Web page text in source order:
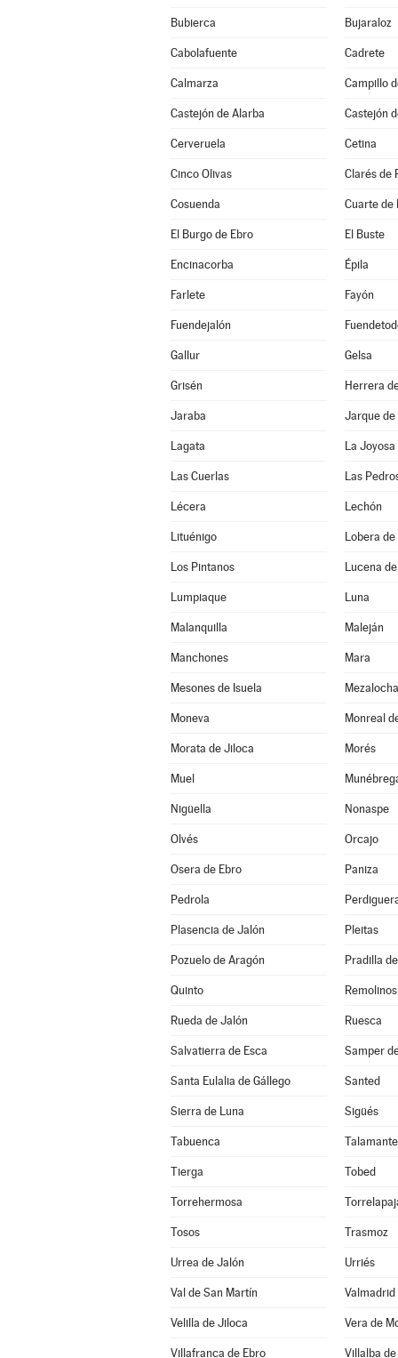
Bubierca Bujaraloz
Cabolafuente Cadrete
Calmarza Campillo
Castejón de Alarba Castejón
Cerveruela Cetina
Cinco Olivas Clarés de
Cosuenda Cuarte de
El Burgo de Ebro El Buste
Encinacorba Épila
Farlete Fayón
Fuendejalón
Gallur Gelsa
Grisén Herrera
Jaraba Jarque de
Lagata La Joyosa
Las Cuerlas Las
Lécera Lechón
Lituénigo Lobera de
Los Pintanos Lucena
Lumpiaque Luna
Malanquilla Maleján
Manchones Mara
Mesones de Isuela Mezalocha
Moneva Monreal
Morata de Jiloca Morés
Muel
Nigüella Nonaspe
Olvés Orcajo
Osera de Ebro Paniza
Pedrola
Plasencia de Jalón Pleitas
Pozuelo de Aragón Pradilla
Quinto Remolinos
Rueda de Jalón Ruesca
Salvatierra de Esca Samper
Santa Eulalia de Gállego Santed
Sierra de Luna Sigüés
Tabuenca
Tierga Tobed
Torrehermosa
Tosos Trasmoz
Urrea de Jalón Urriés
Val de San Martín Valmadrid
Velilla de Jiloca Vera de
Villafranca de Ebro Villalba de